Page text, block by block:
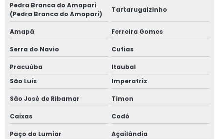
Pedra Branca do Amapari
(Pedra Branca do Amaparí)
Tartarugalzinho
Amapá Ferreira Gomes
Serra do Navio Cutias
Pracuúba
Itaubal
São Luís
Imperatriz
São José de Ribamar Timon
Caixas Codó
Paço do Lumiar Açailândia